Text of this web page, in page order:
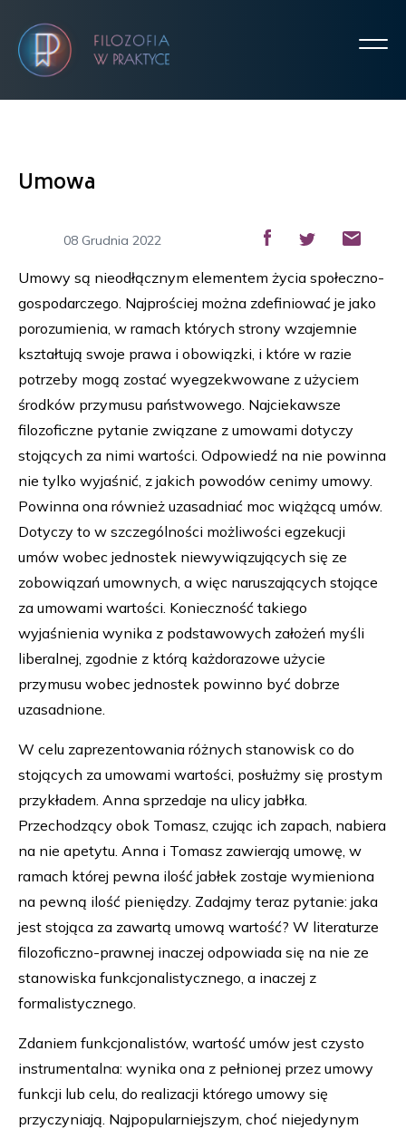
Umowa
08 Grudnia 2022
Umowy są nieodłącznym elementem życia społeczno-
gospodarczego. Najprościej można zdefiniować je jako
porozumienia, w ramach których strony wzajemnie
kształtują swoje prawa i obowiązki, i które w razie
potrzeby mogą zostać wyegzekwowane z użyciem
środków przymusu państwowego. Najciekawsze
filozoficzne pytanie związane z umowami dotyczy
stojących za nimi wartości. Odpowiedź na nie powinna
nie tylko wyjaśnić, z jakich powodów cenimy umowy.
Powinna ona również uzasadniać moc wiążącą umów.
Dotyczy to w szczególności możliwości egzekucji
umów wobec jednostek niewywiązujących się ze
zobowiązań umownych, a więc naruszających stojące
za umowami wartości. Konieczność takiego
wyjaśnienia wynika z podstawowych założeń myśli
liberalnej, zgodnie z którą każdorazowe użycie
przymusu wobec jednostek powinno być dobrze
uzasadnione.
W celu zaprezentowania różnych stanowisk co do
stojących za umowami wartości, posłużmy się prostym
przykładem. Anna sprzedaje na ulicy jabłka.
Przechodzący obok Tomasz, czując ich zapach, nabiera
na nie apetytu. Anna i Tomasz zawierają umowę, w
ramach której pewna ilość jabłek zostaje wymieniona
na pewną ilość pieniędzy. Zadajmy teraz pytanie: jaka
jest stojąca za zawartą umową wartość? W literaturze
filozoficzno-prawnej inaczej odpowiada się na nie ze
stanowiska funkcjonalistycznego, a inaczej z
formalistycznego.
Zdaniem funkcjonalistów, wartość umów jest czysto
instrumentalna: wynika ona z pełnionej przez umowy
funkcji lub celu, do realizacji którego umowy się
przyczyniają. Najpopularniejszym, choć niejedynym